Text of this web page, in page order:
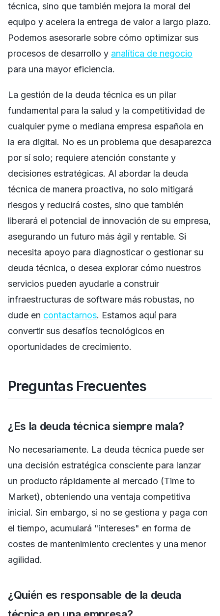
técnica, sino que también mejora la moral del
equipo y acelera la entrega de valor a largo plazo.
Podemos asesorarle sobre cómo optimizar sus
procesos de desarrollo y analítica de negocio
para una mayor eficiencia.
La gestión de la deuda técnica es un pilar
fundamental para la salud y la competitividad de
cualquier pyme o mediana empresa española en
la era digital. No es un problema que desaparezca
por sí solo; requiere atención constante y
decisiones estratégicas. Al abordar la deuda
técnica de manera proactiva, no solo mitigará
riesgos y reducirá costes, sino que también
liberará el potencial de innovación de su empresa,
asegurando un futuro más ágil y rentable. Si
necesita apoyo para diagnosticar o gestionar su
deuda técnica, o desea explorar cómo nuestros
servicios pueden ayudarle a construir
infraestructuras de software más robustas, no
dude en contactarnos. Estamos aquí para
convertir sus desafíos tecnológicos en
oportunidades de crecimiento.
Preguntas Frecuentes
¿Es la deuda técnica siempre mala?
No necesariamente. La deuda técnica puede ser
una decisión estratégica consciente para lanzar
un producto rápidamente al mercado (Time to
Market), obteniendo una ventaja competitiva
inicial. Sin embargo, si no se gestiona y paga con
el tiempo, acumulará "intereses" en forma de
costes de mantenimiento crecientes y una menor
agilidad.
¿Quién es responsable de la deuda